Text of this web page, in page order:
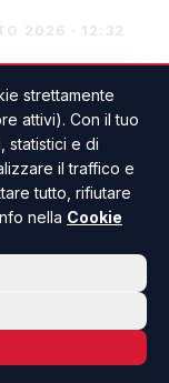
2026 · 12:32
strettamente
attivi). Con il tuo
statistici e di
il traffico e
tutto, rifiutare
nella Cookie